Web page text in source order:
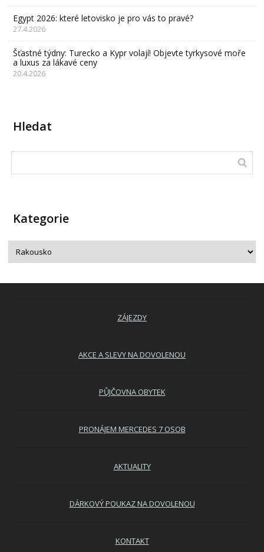
Egypt 2026: které letovisko je pro vás to pravé?
27.4.2026
Šťastné týdny: Turecko a Kypr volají! Objevte tyrkysové moře
a luxus za lákavé ceny
20.4.2026
Hledat
Kategorie
ZÁJEZDY
AKCE A SLEVY NA DOVOLENOU
PŮJČOVNA OBYTEK
PRONÁJEM MERCEDES 7 OSOB
AKTUALITY
DÁRKOVÝ POUKAZ NA DOVOLENOU
KONTAKT